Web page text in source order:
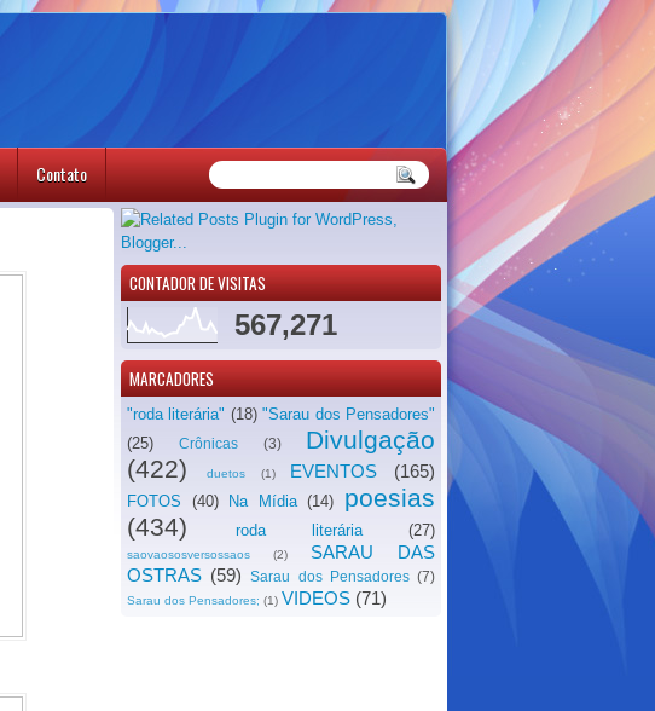
Contato
CONTADOR DE VISITAS
567,271
MARCADORES
"roda literária" (18) "Sarau dos Pensadores"
(25)
Crônicas (3)
Divulgação
(422)
duetos (1) EVENTOS (165)
FOTOS (40) Na Mídia (14)
poesias
(434)
roda literária (27)
saovaososversossaos (2)
SARAU DAS
OSTRAS (59) Sarau dos Pensadores (7)
Sarau dos Pensadores; (1) VIDEOS (71)